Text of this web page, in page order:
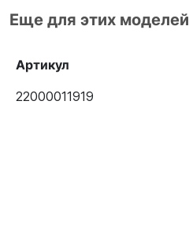
Еще для этих моделей
Артикул
22000011919